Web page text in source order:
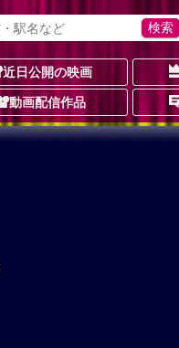
近日公開の映画
動画配信作品